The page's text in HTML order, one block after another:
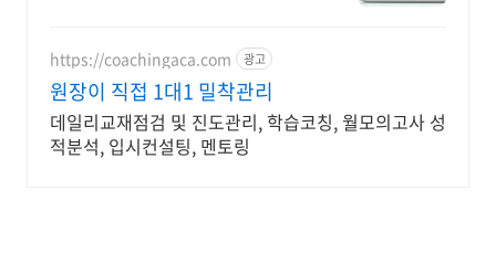
https://coachingaca.com 광고
원장이 직접 1대1 밀착관리
데일리교재점검 및 진도관리, 학습코칭, 월모의고사 성
적분석, 입시컨설팅, 멘토링